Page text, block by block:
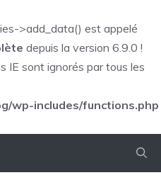
>add_data() est appelé
depuis la version 6.9.0 !
IE sont ignorés par tous les
wp-includes/functions.php